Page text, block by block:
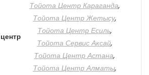
Тойота Центр Караганда,
Тойота Центр Жетысу,
Тойота Центр Есиль,
Тойота Сервис Аксай,
Тойота Центр Астана,
Тойота Центр Алматы,